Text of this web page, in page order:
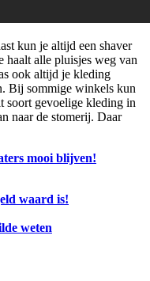
kun je altijd een shaver
haalt alle pluisjes weg van
ook altijd je kleding
Bij sommige winkels kun
soort gevoelige kleding in
naar de stomerij. Daar
mooi blijven!
waard is!
weten